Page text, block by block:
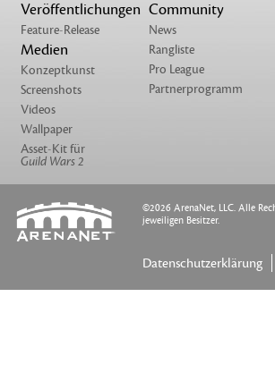
Veröffentlichungen
Feature-Release
Medien
Konzeptkunst
Screenshots
Videos
Wallpaper
Asset-Kit für
Guild Wars 2
Community
News
Rangliste
Pro League
Partnerprogramm
©2026 ArenaNet, LLC. Alle
jeweiligen Besitzer.
Datenschutzerklärung